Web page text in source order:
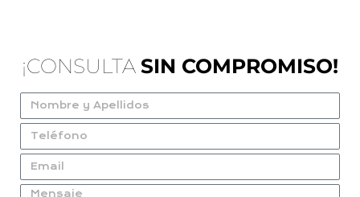
¡CONSULTA SIN COMPROMISO!